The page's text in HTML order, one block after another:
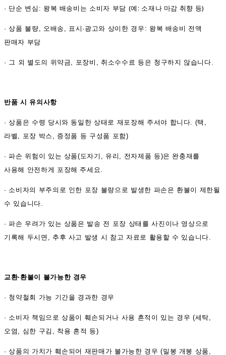
· 단순 변심: 왕복 배송비는 소비자 부담 (예: 소재나 마감 취향 등)
·상품 불량, 오배송, 표시·광고와 상이한 경우: 왕복 배송비 전액
판매자 부담
· 그 외 별도의 위약금, 포장비, 취소수수료 등은 청구하지 않습니다.
반품 시 유의사항
·상품은 수령 당시와 동일한 상태로 재포장해 주셔야 합니다. (택,
라벨, 포장 박스, 증정품 등 구성품 포함)
·파손 위험이 있는 상품(도자기, 유리, 전자제품 등)은 완충재를
사용해 안전하게 포장해 주세요.
· 소비자의 부주의로 인한 포장 불량으로 발생한 파손은 환불이 제한될
수 있습니다.
·파손 우려가 있는 상품은 발송 전 포장 상태를 사진이나 영상으로
기록해 두시면, 추후 사고 발생 시 참고 자료로 활용할 수 있습니다.
교환·환불이 불가능한 경우
· 청약철회 가능 기간을 경과한 경우
· 소비자 책임으로 상품이 훼손되거나 사용 흔적이 있는 경우 (세탁,
오염, 심한 구김, 착용 흔적 등)
·상품의 가치가 훼손되어 재판매가 불가능한 경우 (밀봉 개봉 상품,